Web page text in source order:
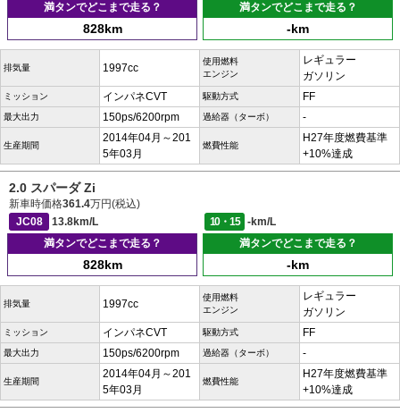
満タンでどこまで走る？
828km
満タンでどこまで走る？
-km
排気量 1997cc
使用燃料
エンジン
レギュラー
ガソリン
ミッション インパネCVT 駆動方式 FF
最大出力 150ps/6200rpm 過給器（ターボ） -
生産期間
2014年04月～201
5年03月
燃費性能
H27年度燃費基準
+10%達成
2.0 スパーダ Zi
新車時価格361.4万円(税込)
JC08
13.8km/L 10・15
-km/L
満タンでどこまで走る？
828km
満タンでどこまで走る？
-km
排気量 1997cc
使用燃料
エンジン
レギュラー
ガソリン
ミッション インパネCVT 駆動方式 FF
最大出力 150ps/6200rpm 過給器（ターボ） -
生産期間
2014年04月～201
5年03月
燃費性能
H27年度燃費基準
+10%達成